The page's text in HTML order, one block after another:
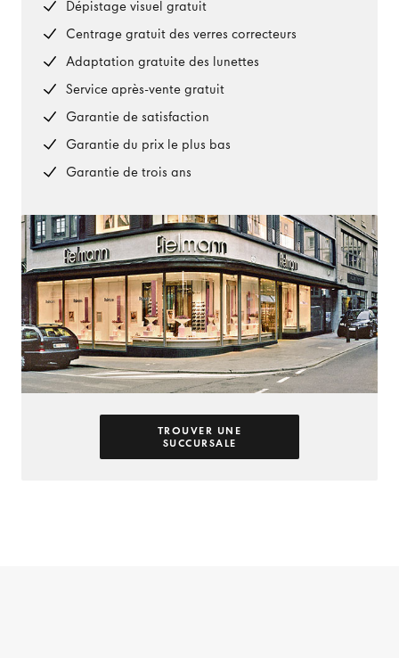
Dépistage visuel gratuit
Centrage gratuit des verres correcteurs
Adaptation gratuite des lunettes
Service après-vente gratuit
Garantie de satisfaction
Garantie du prix le plus bas
Garantie de trois ans
TROUVER UNE
SUCCURSALE